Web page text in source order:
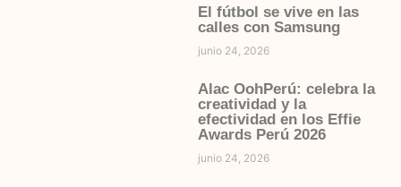
El fútbol se vive en las
calles con Samsung
junio 24, 2026
Alac OohPerú: celebra la
creatividad y la
efectividad en los Effie
Awards Perú 2026
junio 24, 2026